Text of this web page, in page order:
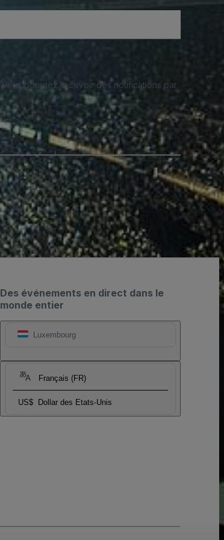
. Vous pourriez recevoir des notifications par
Des événements en direct dans le
monde entier
Luxembourg
Français (FR)
US$ Dollar des Etats-Unis